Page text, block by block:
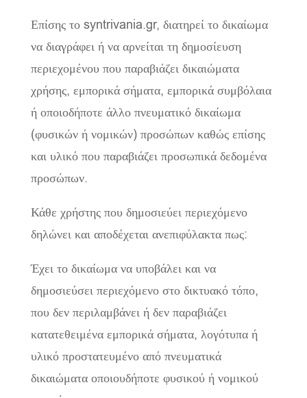
Επίσης το syntrivania.gr, διατηρεί το δικαίωμα
να διαγράφει ή να αρνείται τη δημοσίευση
περιεχομένου που παραβιάζει δικαιώματα
χρήσης, εμπορικά σήματα, εμπορικά συμβόλαια
ή οποιοδήποτε άλλο πνευματικό δικαίωμα
(φυσικών ή νομικών) προσώπων καθώς επίσης
και υλικό που παραβιάζει προσωπικά δεδομένα
προσώπων.
Κάθε χρήστης που δημοσιεύει περιεχόμενο
δηλώνει και αποδέχεται ανεπιφύλακτα πως:
Έχει το δικαίωμα να υποβάλει και να
δημοσιεύσει περιεχόμενο στο δικτυακό τόπο,
που δεν περιλαμβάνει ή δεν παραβιάζει
κατατεθειμένα εμπορικά σήματα, λογότυπα ή
υλικό προστατευμένο από πνευματικά
δικαιώματα οποιουδήποτε φυσικού ή νομικού